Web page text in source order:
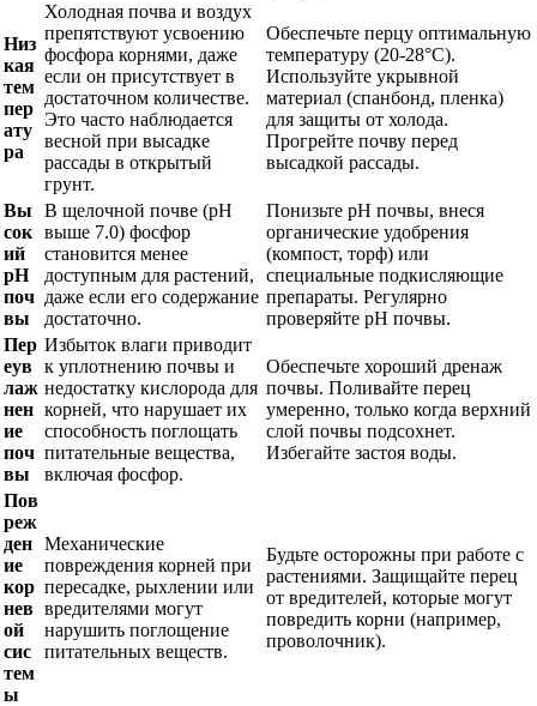
Низ
кая
тем
пер
ату
ра
Холодная почва и воздух
препятствуют усвоению
фосфора корнями, даже
если он присутствует в
достаточном количестве.
Это часто наблюдается
весной при высадке
рассады в открытый
грунт.
Обеспечьте перцу оптимальную
температуру (20-28°C).
Используйте укрывной
материал (спанбонд, пленка)
для защиты от холода.
Прогрейте почву перед
высадкой рассады.
Вы
сок
ий
pH
поч
вы
В щелочной почве (pH
выше 7.0) фосфор
становится менее
доступным для растений,
даже если его содержание
достаточно.
Понизьте pH почвы, внеся
органические удобрения
(компост, торф) или
специальные подкисляющие
препараты. Регулярно
проверяйте pH почвы.
Пер
еув
лаж
нен
ие
поч
вы
Избыток влаги приводит
к уплотнению почвы и
недостатку кислорода для
корней, что нарушает их
способность поглощать
питательные вещества,
включая фосфор.
Обеспечьте хороший дренаж
почвы. Поливайте перец
умеренно, только когда верхний
слой почвы подсохнет.
Избегайте застоя воды.
Пов
реж
ден
ие
кор
нев
ой
сис
тем
ы
Механические
повреждения корней при
пересадке, рыхлении или
вредителями могут
нарушить поглощение
питательных веществ.
Будьте осторожны при работе с
растениями. Защищайте перец
от вредителей, которые могут
повредить корни (например,
проволочник).